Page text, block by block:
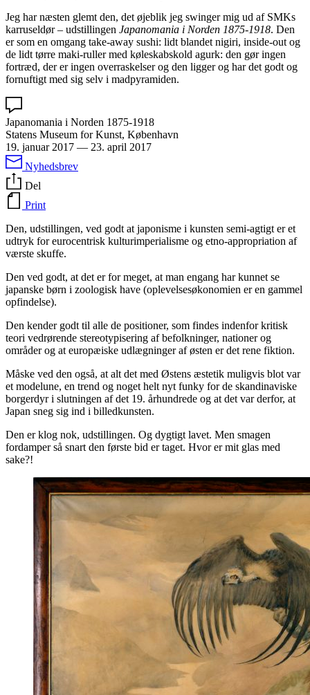
Jeg har næsten glemt den, det øjeblik jeg swinger mig ud af SMKs
karruseldør – udstillingen Japanomania i Norden 1875-1918. Den
er som en omgang take-away sushi: lidt blandet nigiri, inside-out og
de lidt tørre maki-ruller med køleskabskold agurk: den gør ingen
fortræd, der er ingen overraskelser og den ligger og har det godt og
fornuftigt med sig selv i madpyramiden.
Japanomania i Norden 1875-1918
Statens Museum for Kunst, København
19. januar 2017 — 23. april 2017
Nyhedsbrev
Del
Print
Den, udstillingen, ved godt at japonisme i kunsten semi-agtigt er et
udtryk for eurocentrisk kulturimperialisme og etno-appropriation af
værste skuffe.
Den ved godt, at det er for meget, at man engang har kunnet se
japanske børn i zoologisk have (oplevelsesøkonomien er en gammel
opfindelse).
Den kender godt til alle de positioner, som findes indenfor kritisk
teori vedrørende stereotypisering af befolkninger, nationer og
områder og at europæiske udlægninger af østen er det rene fiktion.
Måske ved den også, at alt det med Østens æstetik muligvis blot var
et modelune, en trend og noget helt nyt funky for de skandinaviske
borgerdyr i slutningen af det 19. århundrede og at det var derfor, at
Japan sneg sig ind i billedkunsten.
Den er klog nok, udstillingen. Og dygtigt lavet. Men smagen
fordamper så snart den første bid er taget. Hvor er mit glas med
sake?!